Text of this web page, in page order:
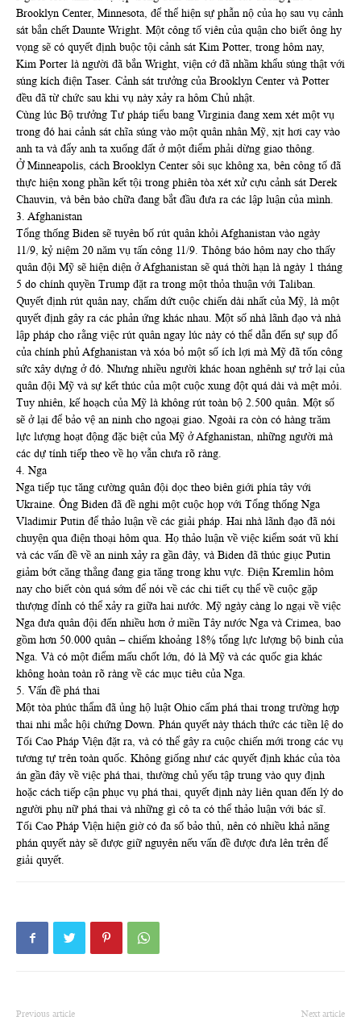
Brooklyn Center, Minnesota, để thể hiện sự phẫn nộ của họ sau vụ cảnh
sát bắn chết Daunte Wright. Một công tố viên của quận cho biết ông hy
vọng sẽ có quyết định buộc tội cảnh sát Kim Potter, trong hôm nay,
Kim Porter là người đã bắn Wright, viện cớ đã nhầm khẩu súng thật với
súng kích điện Taser. Cảnh sát trưởng của Brooklyn Center và Potter
đều đã từ chức sau khi vụ này xảy ra hôm Chủ nhật.
Cùng lúc Bộ trưởng Tư pháp tiểu bang Virginia đang xem xét một vụ
trong đó hai cảnh sát chĩa súng vào một quân nhân Mỹ, xịt hơi cay vào
anh ta và đẩy anh ta xuống đất ở một điểm phải dừng giao thông.
Ở Minneapolis, cách Brooklyn Center sôi sục không xa, bên công tố đã
thực hiện xong phần kết tội trong phiên tòa xét xử cựu cảnh sát Derek
Chauvin, và bên bào chữa đang bắt đầu đưa ra các lập luận của mình.
3. Afghanistan
Tổng thống Biden sẽ tuyên bố rút quân khỏi Afghanistan vào ngày
11/9, kỷ niệm 20 năm vụ tấn công 11/9. Thông báo hôm nay cho thấy
quân đội Mỹ sẽ hiện diện ở Afghanistan sẽ quá thời hạn là ngày 1 tháng
5 do chính quyền Trump đặt ra trong một thỏa thuận với Taliban.
Quyết định rút quân nay, chấm dứt cuộc chiến dài nhất của Mỹ, là một
quyết định gây ra các phản ứng khác nhau. Một số nhà lãnh đạo và nhà
lập pháp cho rằng việc rút quân ngay lúc này có thể dẫn đến sự sụp đổ
của chính phủ Afghanistan và xóa bỏ một số ích lợi mà Mỹ đã tốn công
sức xây dựng ở đó. Nhưng nhiều người khác hoan nghênh sự trở lại của
quân đội Mỹ và sự kết thúc của một cuộc xung đột quá dài và mệt mỏi.
Tuy nhiên, kế hoạch của Mỹ là không rút toàn bộ 2.500 quân. Một số
sẽ ở lại để bảo vệ an ninh cho ngoại giao. Ngoài ra còn có hàng trăm
lực lượng hoạt động đặc biệt của Mỹ ở Afghanistan, những người mà
các dự tính tiếp theo về họ vẫn chưa rõ ràng.
4. Nga
Nga tiếp tục tăng cường quân đội dọc theo biên giới phía tây với
Ukraine. Ông Biden đã đề nghi một cuộc họp với Tổng thống Nga
Vladimir Putin để thảo luận về các giải pháp. Hai nhà lãnh đạo đã nói
chuyện qua điện thoại hôm qua. Họ thảo luận về việc kiểm soát vũ khí
và các vấn đề về an ninh xảy ra gần đây, và Biden đã thúc giục Putin
giảm bớt căng thẳng đang gia tăng trong khu vực. Điện Kremlin hôm
nay cho biết còn quá sớm để nói về các chi tiết cụ thể về cuộc gặp
thượng đỉnh có thể xảy ra giữa hai nước. Mỹ ngày càng lo ngại về việc
Nga đưa quân đội đến nhiều hơn ở miền Tây nước Nga và Crimea, bao
gồm hơn 50.000 quân – chiếm khoảng 18% tổng lực lượng bộ binh của
Nga. Và có một điểm mấu chốt lớn, đó là Mỹ và các quốc gia khác
không hoàn toàn rõ ràng về các mục tiêu của Nga.
5. Vấn đề phá thai
Một tòa phúc thẩm đã ủng hộ luật Ohio cấm phá thai trong trường hợp
thai nhi mắc hội chứng Down. Phán quyết này thách thức các tiền lệ do
Tối Cao Pháp Viện đặt ra, và có thể gây ra cuộc chiến mới trong các vụ
tương tự trên toàn quốc. Không giống như các quyết định khác của tòa
án gần đây về việc phá thai, thường chủ yếu tập trung vào quy định
hoặc cách tiếp cận phục vụ phá thai, quyết định này liên quan đến lý do
người phụ nữ phá thai và những gì cô ta có thể thảo luận với bác sĩ.
Tối Cao Pháp Viện hiện giờ có đa số bảo thủ, nên có nhiều khả năng
phán quyết này sẽ được giữ nguyên nếu vấn đề được đưa lên trên để
giải quyết.
Previous article Next article